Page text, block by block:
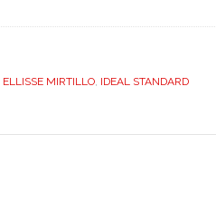
ELLISSE MIRTILLO, IDEAL STANDARD